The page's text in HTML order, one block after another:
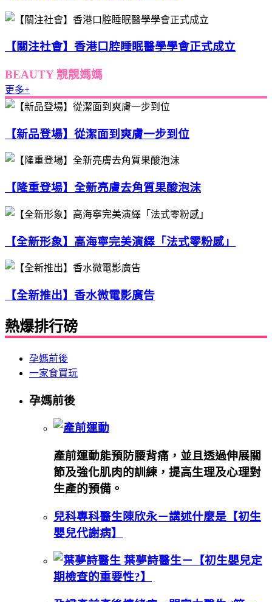
【關注社會】香港口腔睡眠醫學學會正式成立
BEAUTY 靚靚媽媽
更多+
【新品登場】從潔面到爽膚一步到位
【隆重登場】全新亮膚去角質果酸泡沫
【全新形象】高海寧完美演繹「法式零粉感」
【全新推出】香水微電影廣告
熱爆排行磅
孕媽前後
一家食買玩
孕媽前後
產前運動能預防腰背痛，並且透過伸展關
節及強化肌肉的訓練，提高生理及心理對
生產的預備。
兒科專科醫生陳欣永－講述什麼是【初生
嬰兒代謝病】
葉夢詩醫生－【初生嬰兒定
期檢查的重要性?】